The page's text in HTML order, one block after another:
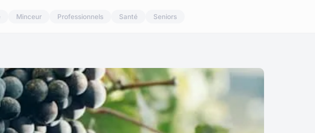
Minceur Professionnels Santé Seniors